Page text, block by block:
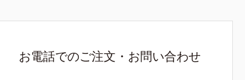
お電話でのご注文・お問い合わせ